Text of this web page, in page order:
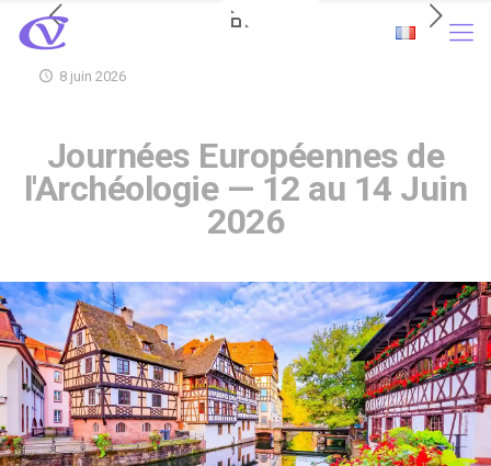
8 juin 2026
Journées Européennes de
l'Archéologie — 12 au 14 Juin
2026